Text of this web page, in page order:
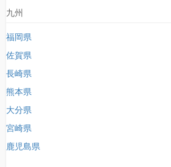
九州
福岡県
佐賀県
長崎県
熊本県
大分県
宮崎県
鹿児島県